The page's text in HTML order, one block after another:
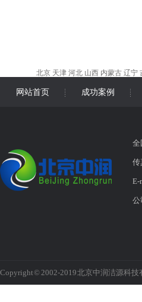
北京 天津 河北 山西 内蒙古 辽宁
网站首页 成功案例
全
传
E-
公
Copyright © 2002-2019 北京中润洁源科技